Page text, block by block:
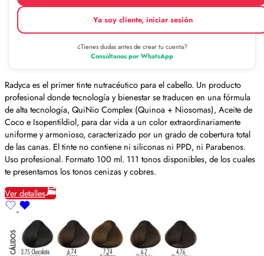
Ya soy cliente, iniciar sesión
¿Tienes dudas antes de crear tu cuenta?
Consúltanos por WhatsApp
Radyca es el primer tinte nutracéutico para el cabello. Un producto
profesional donde tecnología y bienestar se traducen en una fórmula
de alta tecnología, QuiNio Complex (Quinoa + Niosomas), Aceite de
Coco e Isopentildiol, para dar vida a un color extraordinariamente
uniforme y armonioso, caracterizado por un grado de cobertura total
de las canas. El tinte no contiene ni siliconas ni PPD, ni Parabenos.
Uso profesional. Formato 100 ml. 111 tonos disponibles, de los cuales
te presentamos los tonos cenizas y cobres.
Ver detalles